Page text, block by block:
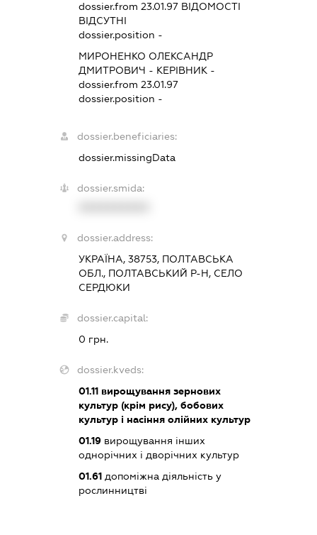
dossier.from 23.01.97 ВІДОМОСТІ
ВІДСУТНІ
dossier.position -
МИРОНЕНКО ОЛЕКСАНДР
ДМИТРОВИЧ - КЕРІВНИК -
dossier.from 23.01.97
dossier.position -
dossier.beneficiaries:
dossier.missingData
dossier.smida:
dossier.address:
УКРАЇНА, 38753, ПОЛТАВСЬКА
ОБЛ., ПОЛТАВСЬКИЙ Р-Н, СЕЛО
СЕРДЮКИ
dossier.capital:
0 грн.
dossier.kveds:
01.11 вирощування зернових
культур (крім рису), бобових
культур і насіння олійних культур
01.19 вирощування інших
однорічних і дворічних культур
01.61 допоміжна діяльність у
рослинництві